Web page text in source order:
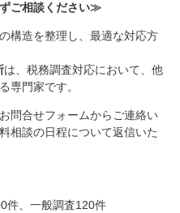
ご相談ください≫
構造を整理し、最適な対応方
は、税務調査対応において、他
専門家です。
問合せフォームからご連絡い
相談の日程について返信いた
件、一般調査120件